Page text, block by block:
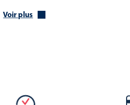
Voir plus